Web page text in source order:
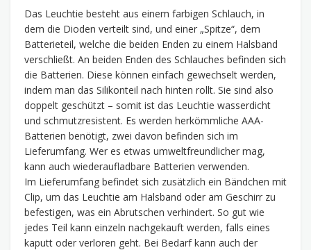
Das Leuchtie besteht aus einem farbigen Schlauch, in
dem die Dioden verteilt sind, und einer „Spitze“, dem
Batterieteil, welche die beiden Enden zu einem Halsband
verschließt. An beiden Enden des Schlauches befinden sich
die Batterien. Diese können einfach gewechselt werden,
indem man das Silikonteil nach hinten rollt. Sie sind also
doppelt geschützt – somit ist das Leuchtie wasserdicht
und schmutzresistent. Es werden herkömmliche AAA-
Batterien benötigt, zwei davon befinden sich im
Lieferumfang. Wer es etwas umweltfreundlicher mag,
kann auch wiederaufladbare Batterien verwenden.
Im Lieferumfang befindet sich zusätzlich ein Bändchen mit
Clip, um das Leuchtie am Halsband oder am Geschirr zu
befestigen, was ein Abrutschen verhindert. So gut wie
jedes Teil kann einzeln nachgekauft werden, falls eines
kaputt oder verloren geht. Bei Bedarf kann auch der